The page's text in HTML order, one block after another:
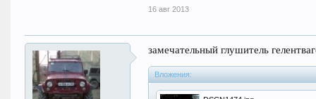
16 авг 2013
замечательный глушитель
Вложения: